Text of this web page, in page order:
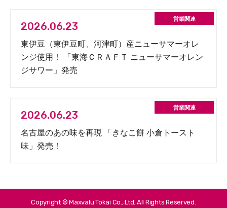
2026.06.23
東伊豆（東伊豆町、河津町）産ニューサマーオレ
ンジ使用！ 「東海ＣＲＡＦＴ ニューサマーオレン
ジサワー」発売
2026.06.23
名古屋のあの味を再現 「きなこ餅 小倉トースト
味」発売！
Copyright © Maxvalu Tokai Co., Ltd. All Rights Reserved.